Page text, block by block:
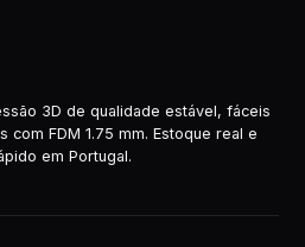
3D de qualidade estável, fáceis
com FDM 1.75 mm. Estoque real e
em Portugal.